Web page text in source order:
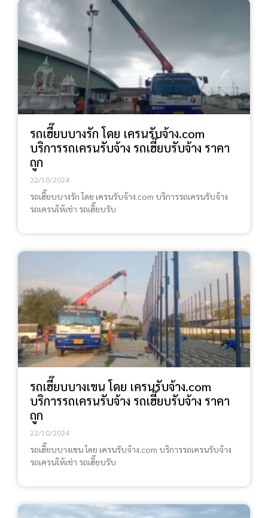
รถเฮี๊ยบบางรัก โดย เครนรับจ้าง.com
บริการรถเครนรับจ้าง รถเฮี๊ยบรับจ้าง ราคา
ถูก
22/10/2024
รถเฮี๊ยบบางรัก โดย เครนรับจ้าง.com บริการรถเครนรับจ้าง
รถเครนให้เช่า รถเฮี๊ยบรับ
รถเฮี๊ยบบางเขน โดย เครนรับจ้าง.com
บริการรถเครนรับจ้าง รถเฮี๊ยบรับจ้าง ราคา
ถูก
22/10/2024
รถเฮี๊ยบบางเขน โดย เครนรับจ้าง.com บริการรถเครนรับจ้าง
รถเครนให้เช่า รถเฮี๊ยบรับ